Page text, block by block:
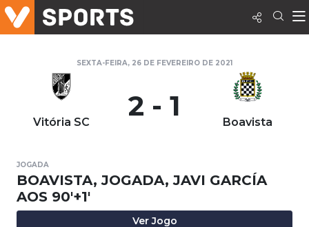
SEXTA-FEIRA, 26 DE FEVEREIRO DE 2021
Vitória SC 2 - 1 Boavista
JOGADA
BOAVISTA, JOGADA, JAVI GARCÍA
AOS 90'+1'
Ver Jogo